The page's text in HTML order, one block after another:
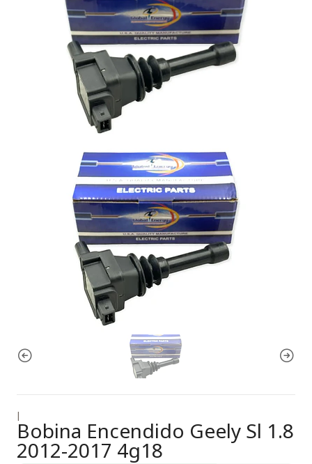
|
Bobina Encendido Geely Sl 1.8
2012-2017 4g18